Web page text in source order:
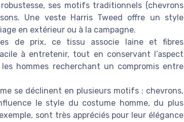
ses motifs traditionnels (chevrons
Une veste Harris Tweed offre un style
en extérieur ou à la campagne.
de prix, ce tissu associe laine et fibres
à entretenir, tout en conservant l’aspect
hommes recherchant un compromis entre
se déclinent en plusieurs motifs : chevrons,
le style du costume homme, du plus
sont très appréciés pour leur élégance